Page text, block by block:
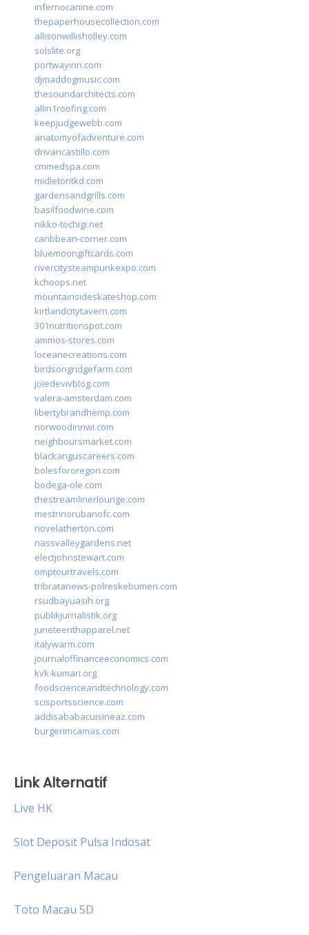
infernocanine.com
thepaperhousecollection.com
allisonwillisholley.com
solslite.org
portwayinn.com
djmaddogmusic.com
thesoundarchitects.com
allin1roofing.com
keepjudgewebb.com
anatomyofadventure.com
drivancastillo.com
cmmedspa.com
midletontkd.com
gardensandgrills.com
basilfoodwine.com
nikko-tochigi.net
caribbean-corner.com
bluemoongiftcards.com
rivercitysteampunkexpo.com
kchoops.net
mountainsideskateshop.com
kirtlandcitytavern.com
301nutritionspot.com
ammos-stores.com
loceanecreations.com
birdsongridgefarm.com
joiedevivblog.com
valera-amsterdam.com
libertybrandhemp.com
norwoodinnwi.com
neighboursmarket.com
blackanguscareers.com
bolesfororegon.com
bodega-ole.com
thestreamlinerlounge.com
mestrinorubanofc.com
novelatherton.com
nassvalleygardens.net
electjohnstewart.com
omptourtravels.com
tribratanews-polreskebumen.com
rsudbayuasih.org
publikjurnalistik.org
juneteenthapparel.net
italywarm.com
journaloffinanceeconomics.com
kvk-kumari.org
foodscienceandtechnology.com
scisportsscience.com
addisababacuisineaz.com
burgerimcamas.com
Link Alternatif
Live HK
Slot Deposit Pulsa Indosat
Pengeluaran Macau
Toto Macau 5D